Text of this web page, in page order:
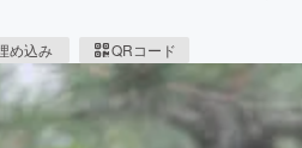
め込み QRコード